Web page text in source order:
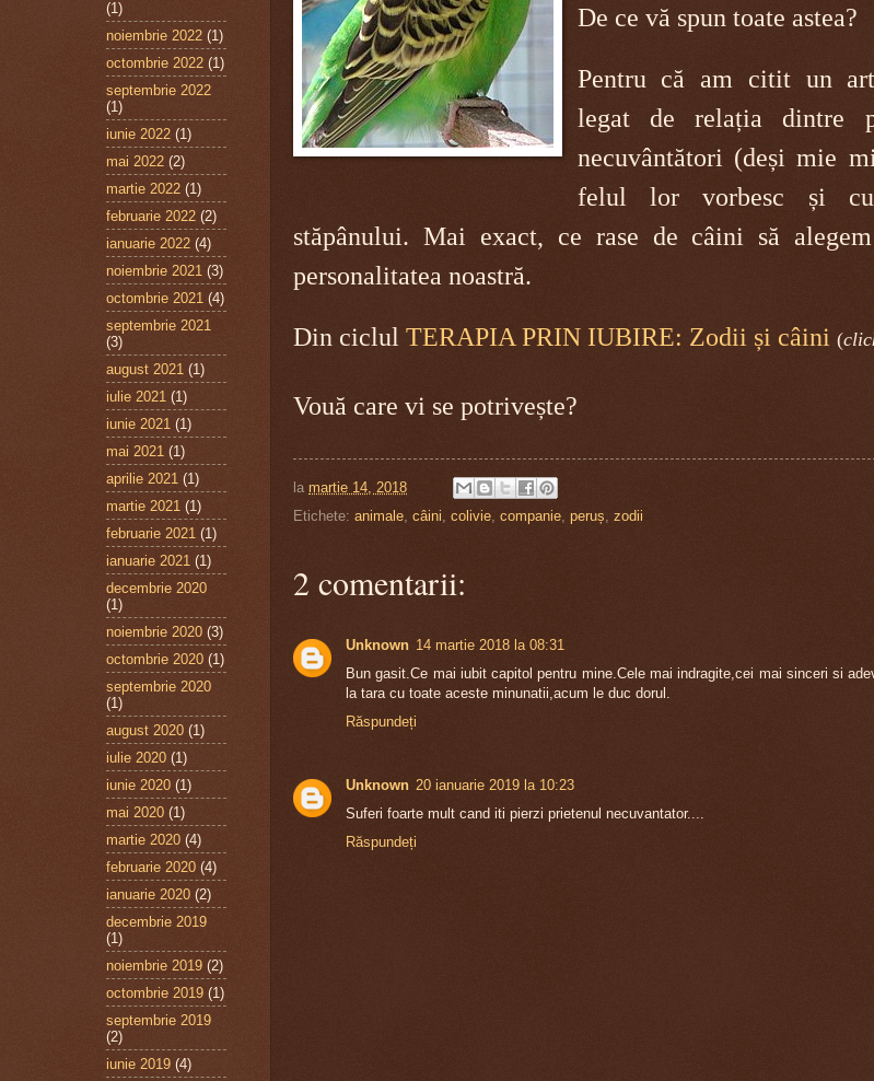
De ce vă spun toate astea?
Pentru că am citit un
legat de relația dintre
necuvântători (deși mie
felul lor vorbesc și
stăpânului. Mai exact, ce rase de câini să
personalitatea noastră.
Din ciclul TERAPIA PRIN IUBIRE: Zodii și câini (
Vouă care vi se potrivește?
la martie 14, 2018
Etichete: animale, câini, colivie, companie, peruș, zodii
2 comentarii:
Unknown 14 martie 2018 la 08:31
Bun gasit.Ce mai iubit capitol pentru mine.Cele mai indragite,cei mai sinceri si
la tara cu toate aceste minunatii,acum le duc dorul.
Răspundeți
Unknown 20 ianuarie 2019 la 10:23
Suferi foarte mult cand iti pierzi prietenul necuvantator....
Răspundeți
(1)
noiembrie 2022 (1)
octombrie 2022 (1)
septembrie 2022
(1)
iunie 2022 (1)
mai 2022 (2)
martie 2022 (1)
februarie 2022 (2)
ianuarie 2022 (4)
noiembrie 2021 (3)
octombrie 2021 (4)
septembrie 2021
(3)
august 2021 (1)
iulie 2021 (1)
iunie 2021 (1)
mai 2021 (1)
aprilie 2021 (1)
martie 2021 (1)
februarie 2021 (1)
ianuarie 2021 (1)
decembrie 2020
(1)
noiembrie 2020 (3)
octombrie 2020 (1)
septembrie 2020
(1)
august 2020 (1)
iulie 2020 (1)
iunie 2020 (1)
mai 2020 (1)
martie 2020 (4)
februarie 2020 (4)
ianuarie 2020 (2)
decembrie 2019
(1)
noiembrie 2019 (2)
octombrie 2019 (1)
septembrie 2019
(2)
iunie 2019 (4)